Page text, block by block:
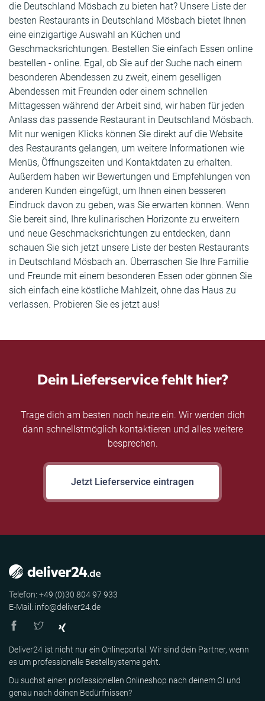
die Deutschland Mösbach zu bieten hat? Unsere Liste der
besten Restaurants in Deutschland Mösbach bietet Ihnen
eine einzigartige Auswahl an Küchen und
Geschmacksrichtungen. Bestellen Sie einfach Essen online
bestellen - online. Egal, ob Sie auf der Suche nach einem
besonderen Abendessen zu zweit, einem geselligen
Abendessen mit Freunden oder einem schnellen
Mittagessen während der Arbeit sind, wir haben für jeden
Anlass das passende Restaurant in Deutschland Mösbach.
Mit nur wenigen Klicks können Sie direkt auf die Website
des Restaurants gelangen, um weitere Informationen wie
Menüs, Öffnungszeiten und Kontaktdaten zu erhalten.
Außerdem haben wir Bewertungen und Empfehlungen von
anderen Kunden eingefügt, um Ihnen einen besseren
Eindruck davon zu geben, was Sie erwarten können. Wenn
Sie bereit sind, Ihre kulinarischen Horizonte zu erweitern
und neue Geschmacksrichtungen zu entdecken, dann
schauen Sie sich jetzt unsere Liste der besten Restaurants
in Deutschland Mösbach an. Überraschen Sie Ihre Familie
und Freunde mit einem besonderen Essen oder gönnen Sie
sich einfach eine köstliche Mahlzeit, ohne das Haus zu
verlassen. Probieren Sie es jetzt aus!
Dein Lieferservice fehlt hier?
Trage dich am besten noch heute ein. Wir werden dich
dann schnellstmöglich kontaktieren und alles weitere
besprechen.
Jetzt Lieferservice eintragen
Telefon: +49 (0)30 804 97 933
E-Mail: info@deliver24.de
Deliver24 ist nicht nur ein Onlineportal. Wir sind dein Partner, wenn
es um professionelle Bestellsysteme geht.
Du suchst einen professionellen Onlineshop nach deinem CI und
genau nach deinen Bedürfnissen?